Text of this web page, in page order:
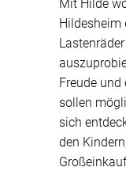
Mit Hilde
Hildesheim
Freude
sollen
sich
den